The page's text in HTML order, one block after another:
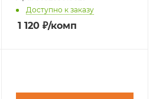
Доступно к заказу
1 120₽/комп